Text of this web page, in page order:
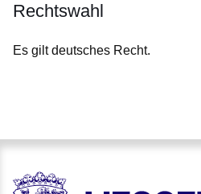
Rechtswahl
Es gilt deutsches Recht.